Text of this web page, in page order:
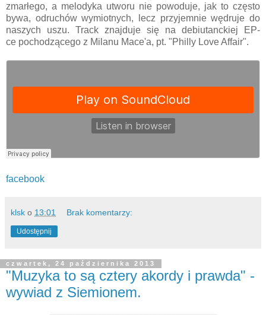
zmarłego, a melodyka utworu nie powoduje, jak to często
bywa, odruchów wymiotnych, lecz przyjemnie wędruje do
naszych uszu. Track znajduje się na debiutanckiej EP-
ce pochodzącego z Milanu Mace'a, pt. "Philly Love Affair".
facebook
klsk o 13:01 Brak komentarzy:
Udostępnij
czwartek, 24 października 2013
"Muzyka to są cztery akordy i prawda" -
wywiad z Siemionem.